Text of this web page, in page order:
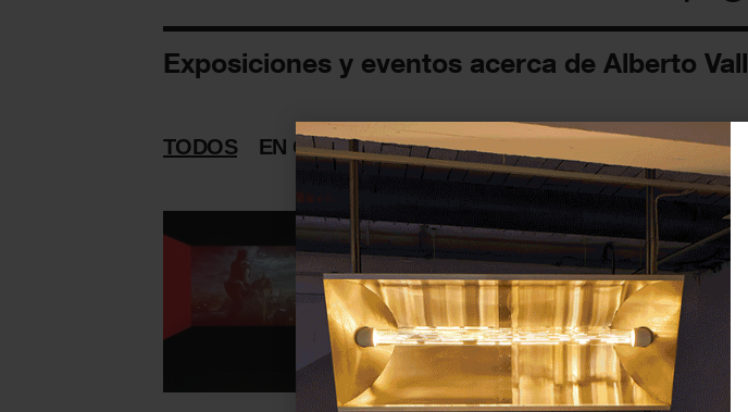
Exposiciones y eventos acerca de Alberto
TODOS EN CURSO PASADAS FUTURAS